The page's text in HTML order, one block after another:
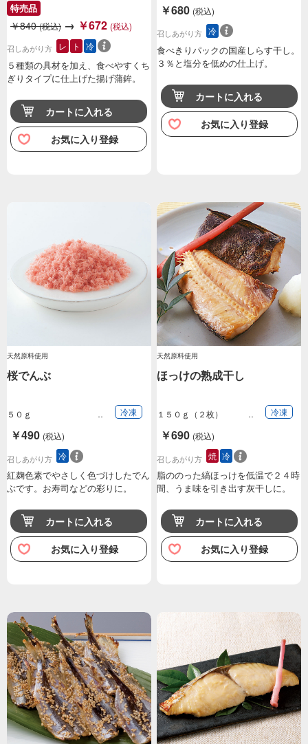
特売品
￥840(税込) → ￥672 (税込)
召しあがり方 レ ト 冷
５種類の具材を加え、食べやすくち
ぎりタイプに仕上げた揚げ蒲鉾。
カートに入れる
お気に入り登録
￥680 (税込)
召しあがり方 冷
食べきりパックの国産しらす干し。
３％と塩分を低めの仕上げ。
カートに入れる
お気に入り登録
天然原料使用
桜でんぶ
５０ｇ 冷凍
￥490 (税込)
召しあがり方 冷
紅麹色素でやさしく色づけしたでん
ぶです。お寿司などの彩りに。
カートに入れる
お気に入り登録
天然原料使用
ほっけの熟成干し
１５０ｇ（２枚） 冷凍
￥690 (税込)
召しあがり方 焼 冷
脂ののった縞ほっけを低温で２４時
間、うま味を引き出す灰干しに。
カートに入れる
お気に入り登録